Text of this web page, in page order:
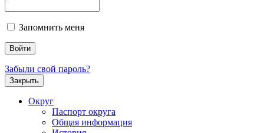
Запомнить меня
Забыли свой пароль?
Закрыть
Округ
Паспорт округа
Общая информация